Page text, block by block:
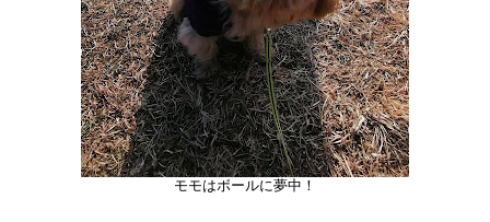
モモはボールに夢中！